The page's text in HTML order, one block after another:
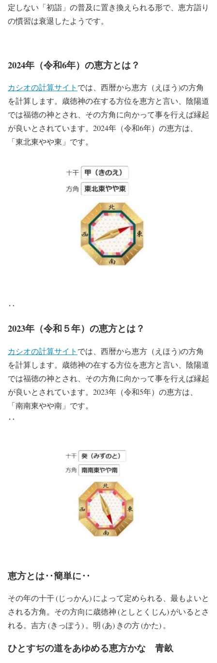
定しない「初詣」の普及に置き換えられる形で、恵方詣り
の慣習は衰退したようです。
2024年（令和6年）の恵方とは？
カシオの計算サイト では、西暦から恵方（えほう)の方角
を計算します。歳徳神の在する方位を恵方と言い、陰陽道
では福徳の神とされ、その方角に向かって事を行えば縁起
が良いとされています。2024年（令和6年）の恵方は、
「東北東やや東」です。
‥
2023年（令和５年）の恵方とは？
カシオの計算サイト では、西暦から恵方（えほう)の方角
を計算します。歳徳神の在する方位を恵方と言い、陰陽道
では福徳の神とされ、その方角に向かって事を行えば縁起
が良いとされています。2023年（令和5年）の恵方は、
「南南東やや南」です。
‥
恵方とは‥簡単に‥
その年の十干 (じっかん) によって定められる、最もよいと
される方角。その方向に歳徳神 (としとくじん) がいるとさ
れる。吉方 (きっぽう) 。明 (あ) きの方 (かた) 。
ひとすぢの道をあゆめる恵方かな 青畝